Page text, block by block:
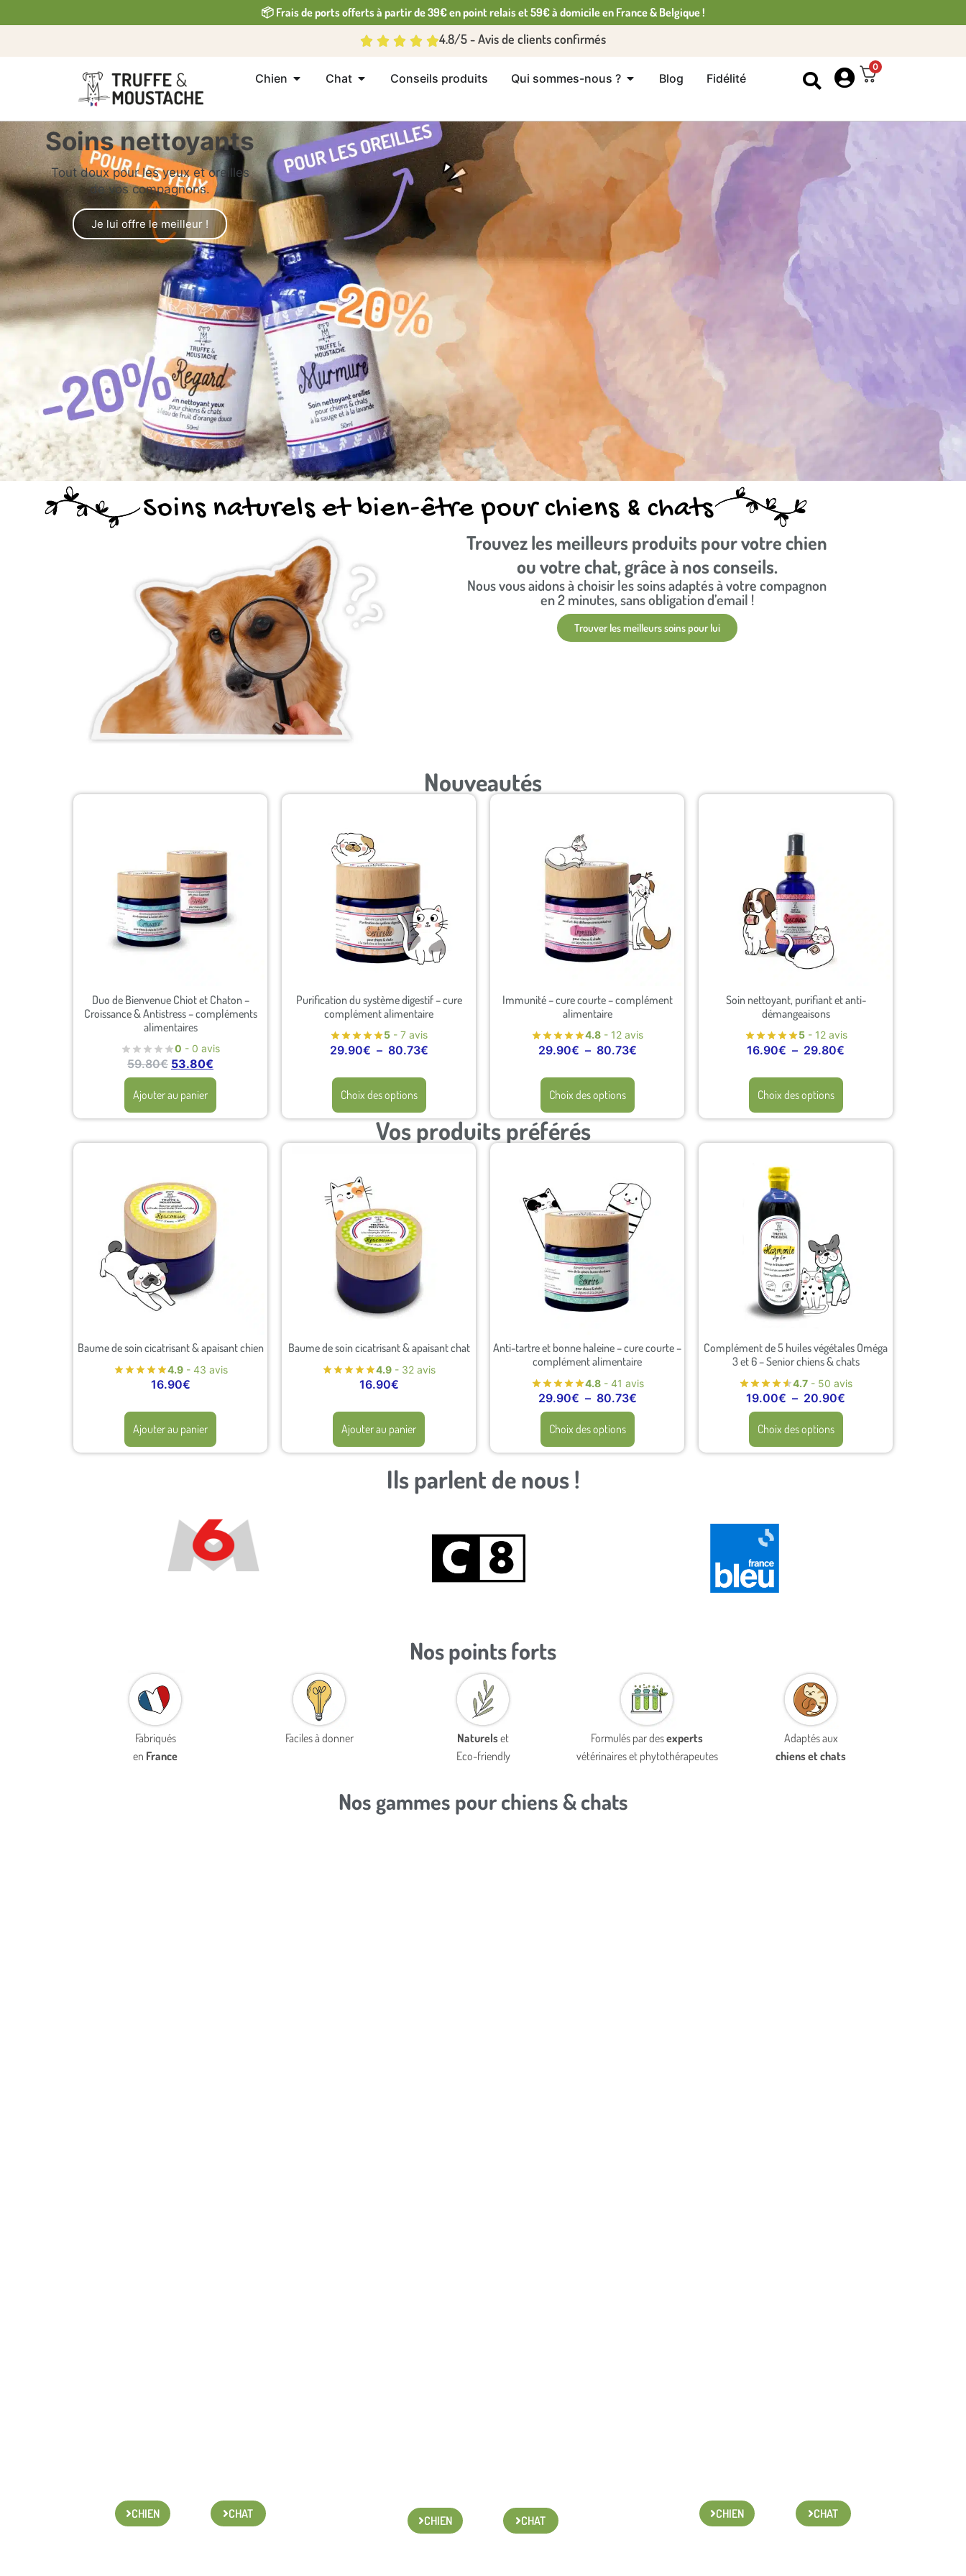
📦 Frais de ports offerts à partir de 39€ en point relais et 59€ à domicile en France & Belgique !
4.8/5 - Avis de clients confirmés
Chien Chat Conseils produits Qui sommes-nous ? Blog Fidélité
0
Soins nettoyants
Tout doux pour les yeux et oreilles
de vos compagnons.
Je lui offre le meilleur !
Soins naturels et bien-être pour chiens & chats
Trouvez les meilleurs produits pour votre chien
ou votre chat, grâce à nos conseils.​
Nous vous aidons à choisir les soins adaptés à votre compagnon
en 2 minutes, sans obligation d’email !
Trouver les meilleurs soins pour lui
Nouveautés
Duo de Bienvenue Chiot et Chaton –
Croissance & Antistress – compléments
alimentaires
0 - 0 avis
59.80€ 53.80€
Ajouter au panier
Purification du système digestif – cure
complément alimentaire
5 - 7 avis
29.90€ – 80.73€
Choix des options
Immunité – cure courte – complément
alimentaire
4.8 - 12 avis
29.90€ – 80.73€
Choix des options
Soin nettoyant, purifiant et anti-
démangeaisons
5- 12 avis
16.90€ – 29.80€
Choix des options
Vos produits préférés
Baume de soin cicatrisant & apaisant chien
4.9- 43 avis
16.90€
Ajouter au panier
Baume de soin cicatrisant & apaisant chat
4.9 - 32 avis
16.90€
Ajouter au panier
Anti-tartre et bonne haleine – cure courte –
complément alimentaire
4.8- 41 avis
29.90€ – 80.73€
Choix des options
Complément de 5 huiles végétales Oméga
3 et 6 – Senior chiens & chats
4.7 - 50 avis
19.00€ – 20.90€
Choix des options
Ils parlent de nous !
Nos points forts
Fabriqués
en France
Faciles à donner Naturelset
Eco-friendly
Formulés par desexperts
vétérinaires et phytothérapeutes
Adaptés aux
chiens et chats
Nos gammes pour chiens & chats
CHIEN CHAT CHIEN CHAT CHIEN CHAT